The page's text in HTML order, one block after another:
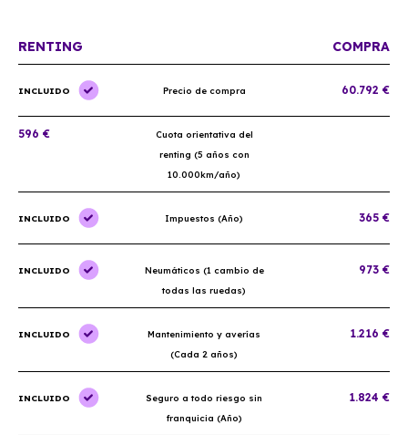
RENTING COMPRA
INCLUIDO Precio de compra 60.792 €
596 €
Cuota orientativa del
renting (5 años con
10.000km/año)
INCLUIDO Impuestos (Año) 365 €
INCLUIDO
Neumáticos (1 cambio de
todas las ruedas)
973 €
INCLUIDO
Mantenimiento y averías
(Cada 2 años)
1.216 €
INCLUIDO
Seguro a todo riesgo sin
franquicia (Año)
1.824 €